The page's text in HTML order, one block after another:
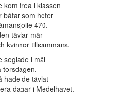
kom trea i klassen
båtar som heter
470.
tävlar män
kvinnor tillsammans.
seglade i mål
torsdagen.
hade de tävlat
dagar i Medelhavet,